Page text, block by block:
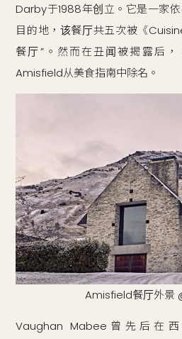
Darby于1988年创立。它是一家
目的地，该餐厅共五次被《
餐厅”。然而在丑闻被揭露后
Amisfield从美食指南中除名。
Amisfield餐厅外景
Vaughan Mabee曾先后在